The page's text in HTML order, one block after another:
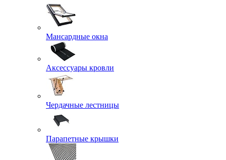
Мансардные окна
Аксессуары кровли
Чердачные лестницы
Парапетные крышки